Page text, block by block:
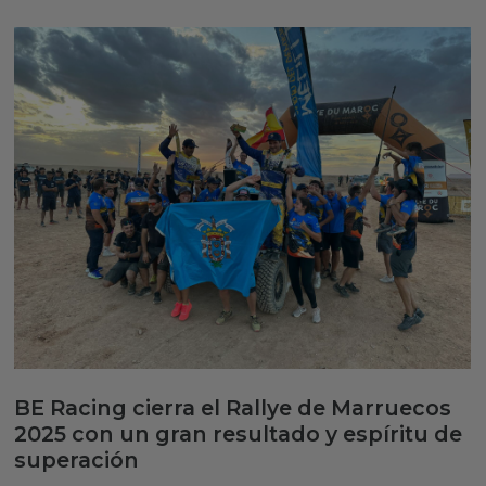
BE Racing cierra el Rallye de Marruecos
2025 con un gran resultado y espíritu de
superación